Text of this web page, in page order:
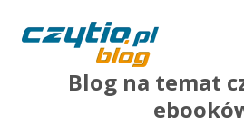
Blog na temat